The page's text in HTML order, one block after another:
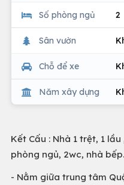
Số phòng ngủ 2
Sân vườn
Chỗ để xe
Năm xây dựng
Kết Cấu : Nhà 1 trệt, 1
phòng ngủ, 2wc, nhà bếp.
- Nằm giữa trung tâm